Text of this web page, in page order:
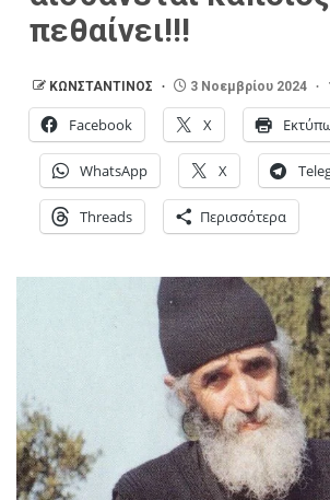
πεθαίνει!!!
ΚΩΝΣΤΑΝΤΙΝΟΣ 3 Νοεμβρίου 2024
Facebook X
WhatsApp X
Threads Περισσότερα